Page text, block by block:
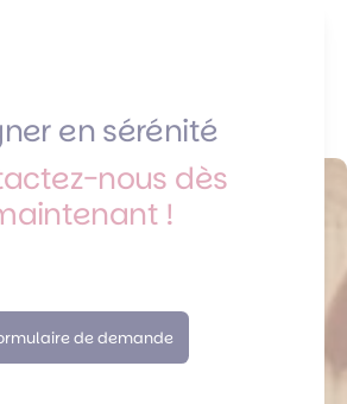
en sérénité
nous dès
!
de demande